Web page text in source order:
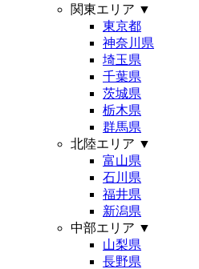
関東エリア ▼
東京都
神奈川県
埼玉県
千葉県
茨城県
栃木県
群馬県
北陸エリア ▼
富山県
石川県
福井県
新潟県
中部エリア ▼
山梨県
長野県